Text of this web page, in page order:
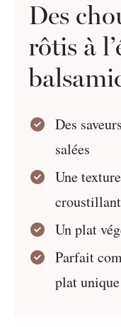
Des
rôtis à
Des
salées
Une
Un plat
Parfait
plat unique